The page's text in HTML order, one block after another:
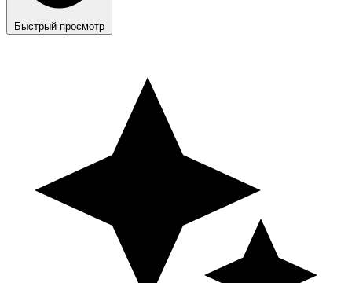
Быстрый просмотр